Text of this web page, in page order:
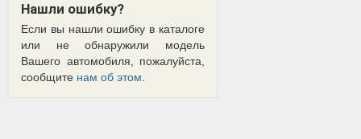
Нашли ошибку?
Если вы нашли ошибку в каталоге
или не обнаружили модель
Вашего автомобиля, пожалуйста,
сообщите нам об этом